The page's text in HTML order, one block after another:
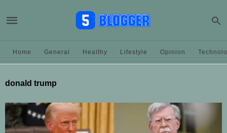
Home General Healthy Lifestyle Opinion
donald trump